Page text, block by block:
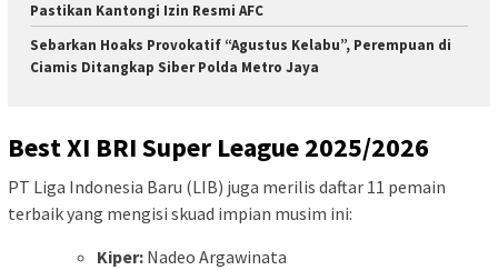
Pastikan Kantongi Izin Resmi AFC
Sebarkan Hoaks Provokatif “Agustus Kelabu”, Perempuan di
Ciamis Ditangkap Siber Polda Metro Jaya
Best XI BRI Super League 2025/2026
PT Liga Indonesia Baru (LIB) juga merilis daftar 11 pemain
terbaik yang mengisi skuad impian musim ini:
Kiper: Nadeo Argawinata